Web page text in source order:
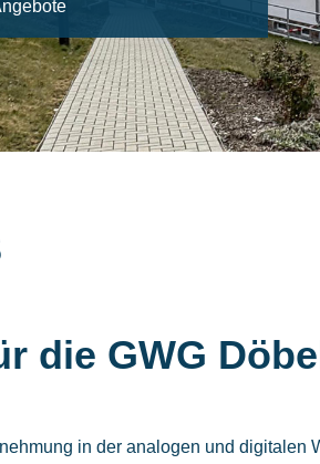
die GWG
in der analogen und